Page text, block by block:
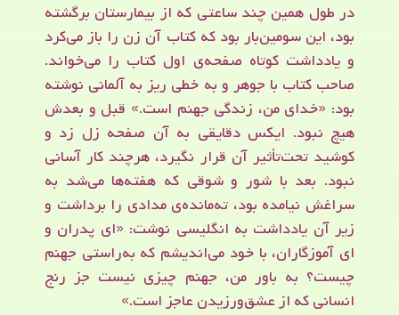
در طول همین چند ساعتی که از بیمارستان برگشته
بود، این سومین‌بار بود که کتاب آن زن را باز می‌کرد
و یادداشت کوتاه صفحه‌ی اول کتاب را می‌خواند.
صاحب کتاب با جوهر و به خطی ریز به آلمانی نوشته
بود: «خدای من، زندگی جهنم است.» قبل و بعدش
هیچ نبود. ایکس دقایقی به آن صفحه زل زد و
کوشید تحت‌تأثیر آن قرار نگیرد، هرچند کار آسانی
نبود. بعد با شور و شوقی که هفته‌ها می‌شد به
سراغش نیامده بود، ته‌مانده‌ی مدادی را برداشت و
زیر آن یادداشت به انگلیسی نوشت: «ای پدران و
ای آموزگاران، با خود می‌اندیشم که به‌راستی جهنم
چیست؟ به باور من، جهنم چیزی نیست جز رنج
انسانی که از عشق‌ورزیدن عاجز است.»